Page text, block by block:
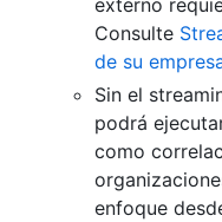
externo
Consulte
de su
Sin el
podrá
como
enfoque